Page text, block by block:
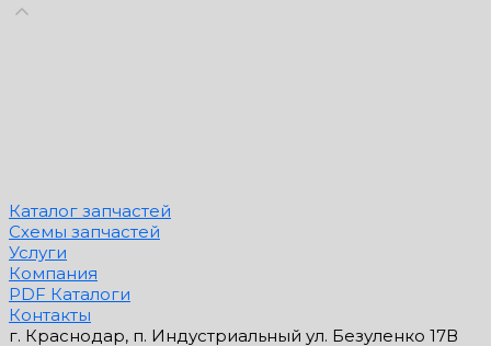
Каталог запчастей
Схемы запчастей
Услуги
Компания
PDF Каталоги
Контакты
г. Краснодар, п. Индустриальный ул. Безуленко 17В